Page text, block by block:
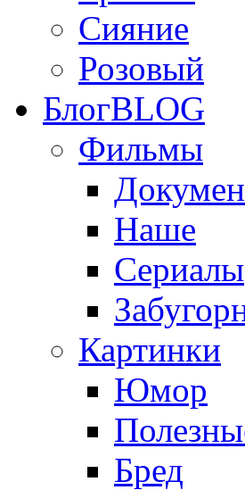
Сияние
Розовый
БлогBLOG
Фильмы
Наше
Сериалы
Картинки
Юмор
Бред